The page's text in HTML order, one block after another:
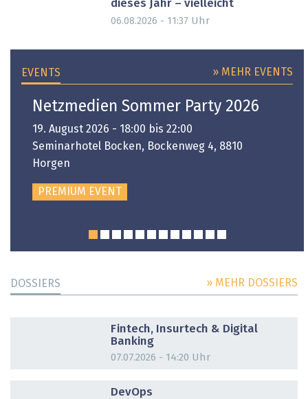
dieses Jahr – vielleicht
06.08.2026 - 11:37 Uhr
EVENTS » MEHR EVENTS
Netzmedien Sommer Party 2026
19. August 2026 - 18:00 bis 22:00
Seminarhotel Bocken, Bockenweg 4, 8810
Horgen
PREMIUM EVENT
DOSSIERS » MEHR DOSSIERS
Fintech, Insurtech & Digital
Banking
07.07.2026 - 14:20 Uhr
DevOps